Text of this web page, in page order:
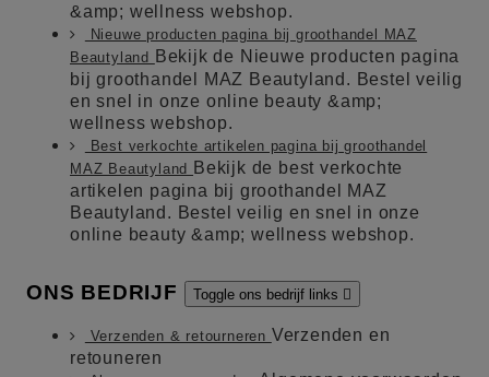
&amp; wellness webshop.
Nieuwe producten pagina bij groothandel MAZ
Beautyland
Bekijk de Nieuwe producten pagina
bij groothandel MAZ Beautyland. Bestel veilig
en snel in onze online beauty &amp;
wellness webshop.
Best verkochte artikelen pagina bij groothandel
MAZ Beautyland
Bekijk de best verkochte
artikelen pagina bij groothandel MAZ
Beautyland. Bestel veilig en snel in onze
online beauty &amp; wellness webshop.
ONS BEDRIJF Toggle ons bedrijf links 
Verzenden & retourneren Verzenden en
retouneren